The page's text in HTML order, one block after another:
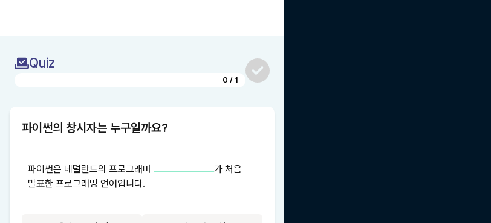
Quiz
0 / 1
파이썬의 창시자는 누구일까요?
파이썬은 네덜란드의 프로그래머
가 처음
발표한 프로그래밍 언어입니다.